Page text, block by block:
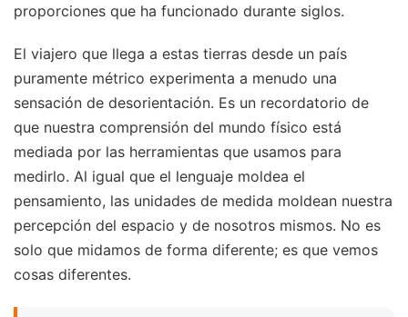
proporciones que ha funcionado durante siglos.
El viajero que llega a estas tierras desde un país
puramente métrico experimenta a menudo una
sensación de desorientación. Es un recordatorio de
que nuestra comprensión del mundo físico está
mediada por las herramientas que usamos para
medirlo. Al igual que el lenguaje moldea el
pensamiento, las unidades de medida moldean nuestra
percepción del espacio y de nosotros mismos. No es
solo que midamos de forma diferente; es que vemos
cosas diferentes.